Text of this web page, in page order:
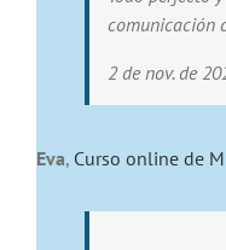
comunicación
2 de nov. de
Eva, Curso online de